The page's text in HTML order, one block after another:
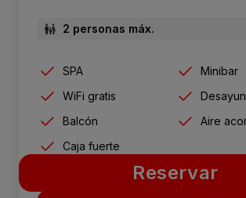
Reservar
2 personas máx.
SPA
Minibar
WiFi gratis
Balcón
Aire
Caja fuerte